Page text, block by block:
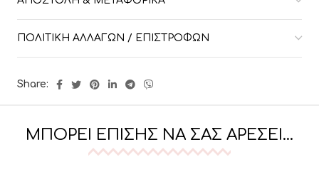
ΠΟΛΙΤΙΚΉ ΑΛΛΑΓΏΝ / ΕΠΙΣΤΡΟΦΏΝ
Share:
ΜΠΟΡΕΊ ΕΠΊΣΗΣ ΝΑ ΣΑΣ ΑΡΈΣΕΙ…